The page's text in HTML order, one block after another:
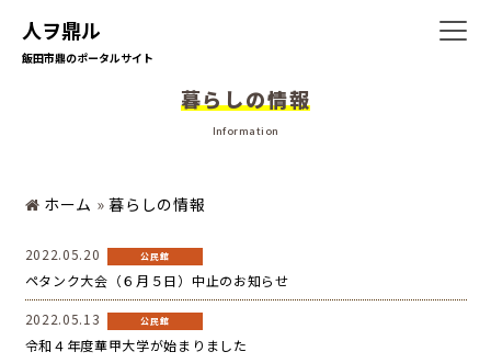
人ヲ鼎ル
飯田市鼎のポータルサイト
ホーム
暮らしの情報
地域の活動
暮らしの情報
Information
ホーム » 暮らしの情報
2022.05.20 公民館
ペタンク大会（６月５日）中止のお知らせ
2022.05.13 公民館
令和４年度華甲大学が始まりました